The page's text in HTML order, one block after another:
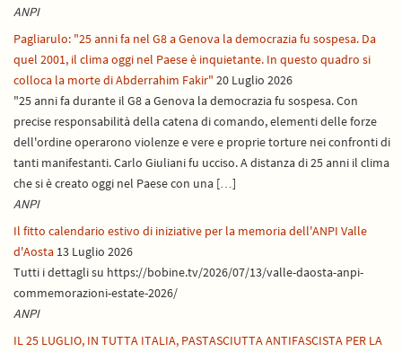
ANPI
Pagliarulo: "25 anni fa nel G8 a Genova la democrazia fu sospesa. Da
quel 2001, il clima oggi nel Paese è inquietante. In questo quadro si
colloca la morte di Abderrahim Fakir" 20 Luglio 2026
"25 anni fa durante il G8 a Genova la democrazia fu sospesa. Con
precise responsabilità della catena di comando, elementi delle forze
dell'ordine operarono violenze e vere e proprie torture nei confronti di
tanti manifestanti. Carlo Giuliani fu ucciso. A distanza di 25 anni il clima
che si è creato oggi nel Paese con una […]
ANPI
Il fitto calendario estivo di iniziative per la memoria dell'ANPI Valle
d'Aosta 13 Luglio 2026
Tutti i dettagli su https://bobine.tv/2026/07/13/valle-daosta-anpi-
commemorazioni-estate-2026/
ANPI
IL 25 LUGLIO, IN TUTTA ITALIA, PASTASCIUTTA ANTIFASCISTA PER LA